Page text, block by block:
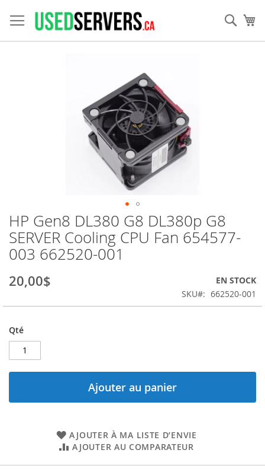
au
contenu
HP Gen8 DL380 G8 DL380p G8
SERVER Cooling CPU Fan 654577-
003 662520-001
20,00$
EN STOCK
SKU
662520-001
Qté
Ajouter au panier
AJOUTER À MA LISTE D’ENVIE
AJOUTER AU COMPARATEUR
Skip
to
the
beginning
the
images